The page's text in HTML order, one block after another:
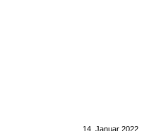
14. Januar 2022